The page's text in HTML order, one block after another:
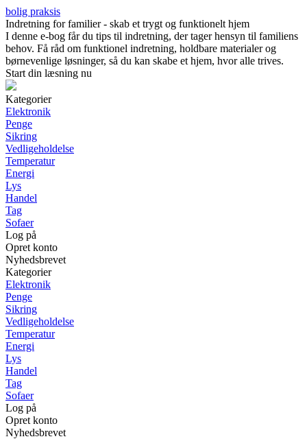
bolig praksis
Indretning for familier - skab et trygt og funktionelt hjem
I denne e-bog får du tips til indretning, der tager hensyn til familiens
behov. Få råd om funktionel indretning, holdbare materialer og
børnevenlige løsninger, så du kan skabe et hjem, hvor alle trives.
Start din læsning nu
Kategorier
Elektronik
Penge
Sikring
Vedligeholdelse
Temperatur
Energi
Lys
Handel
Tag
Sofaer
Log på
Opret konto
Nyhedsbrevet
Kategorier
Elektronik
Penge
Sikring
Vedligeholdelse
Temperatur
Energi
Lys
Handel
Tag
Sofaer
Log på
Opret konto
Nyhedsbrevet